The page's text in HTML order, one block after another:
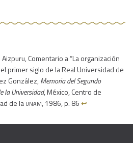
Comentario a “La organización
primer siglo de la Real Universidad de
González,Memoria del Segundo
la Universidad, México, Centro de
de launam, 1986, p. 86↩︎